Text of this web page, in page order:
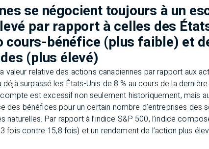
se négocient toujours à un
par rapport à celles des
cours-bénéfice (plus faible) et
(plus élevé)
valeur relative des actions canadiennes par rapport aux
surpassé les États-Unis de 8 % au cours de la
est excessif non seulement historiquement, mais
des bénéfices pour un certain nombre d’entreprises des
naturelles. Par rapport à l’indice S&P 500, l’indice
fois contre 15,8 fois) et un rendement de l’action plus